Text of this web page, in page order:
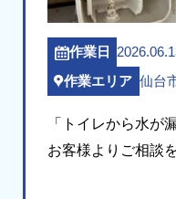
作業日
作業エリア 仙台
「トイレから水が
お客様よりご相談
伺いして確認した